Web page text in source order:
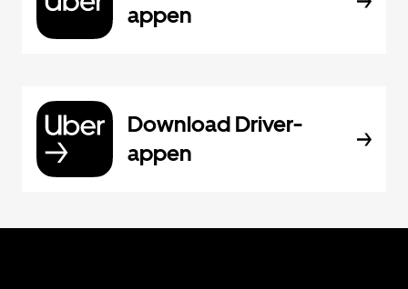
appen
Download Driver-
appen